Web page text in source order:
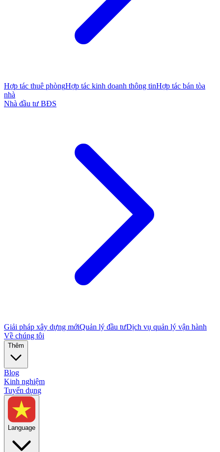
Hợp tác thuê phòngHợp tác kinh doanh thông tinHợp tác bán tòa
nhà
Nhà đầu tư BĐS
Giải pháp xây dựng mớiQuản lý đầu tưDịch vụ quản lý vận hành
Về chúng tôi
Thêm
Blog
Kinh nghiệm
Tuyển dụng
Language